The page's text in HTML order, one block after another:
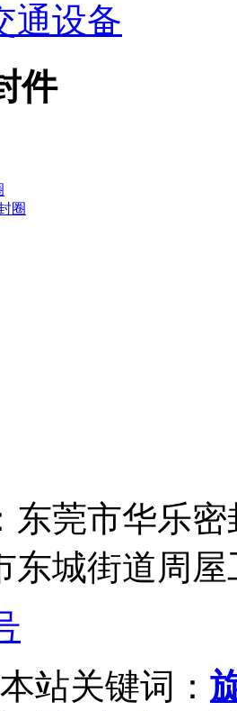
通设备
件
圈
东莞市华乐
东城街道周
本站关键词：